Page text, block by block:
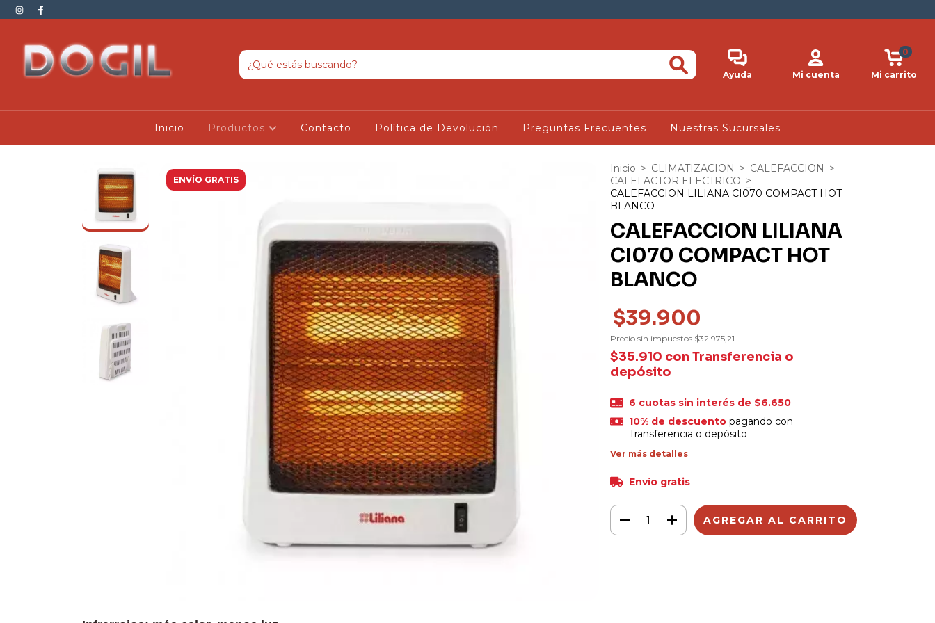
Ayuda Mi cuenta Mi carrito
0
Inicio Productos Contacto Política de Devolución Preguntas Frecuentes Nuestras Sucursales
ENVÍO GRATIS
Inicio > CLIMATIZACION > CALEFACCION >
CALEFACTOR ELECTRICO >
CALEFACCION LILIANA CI070 COMPACT HOT
BLANCO
CALEFACCION LILIANA
CI070 COMPACT HOT
BLANCO
$39.900
Precio sin impuestos $32.975,21
$35.910 con Transferencia o
depósito
6 cuotas sin interés de $6.650
10% de descuentopagando con
Transferencia o depósito
Ver más detalles
Envío gratis